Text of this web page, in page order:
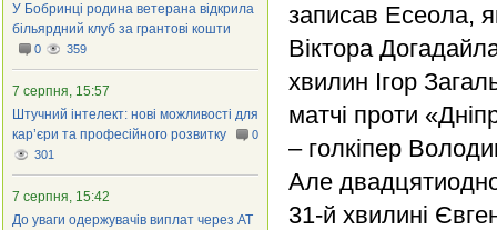
записав Есеола,
Віктора
хвилин Ігор
матчі проти
– голкіпер
Але
31-й хвилині
У Бобринці родина ветерана відкрила
більярдний клуб за грантові кошти
0 359
7 серпня, 15:57
Штучний інтелект: нові можливості для
кар’єри та професійного розвитку
0
301
7 серпня, 15:42
До уваги одержувачів виплат через АТ